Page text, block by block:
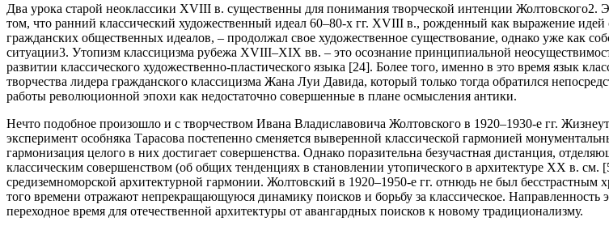
Два урока старой неоклассики XVIII в. существенны для понимания творческой интенции
том, что ранний классический художественный идеал 60–80-х гг. XVIII в., рожденный как выражение
гражданских общественных идеалов, – продолжал свое художественное существование, однако уже как
ситуации3. Утопизм классицизма рубежа XVIII–XIX вв. – это осознание принципиальной
развитии классического художественно-пластического языка [24]. Более того, именно в это время язык
творчества лидера гражданского классицизма Жана Луи Давида, который только тогда обратился
работы революционной эпохи как недостаточно совершенные в плане осмысления антики.
Нечто подобное произошло и с творчеством Ивана Владиславовича Жолтовского в 1920–1930-е гг.
эксперимент особняка Тарасова постепенно сменяется выверенной классической гармонией
гармонизация целого в них достигает совершенства. Однако поразительна безучастная дистанция,
классическим совершенством (об общих тенденциях в становлении утопического в архитектуре ХХ в.
средиземноморской архитектурной гармонии. Жолтовский в 1920–1950-е гг. отнюдь не был
того времени отражают непрекращающуюся динамику поисков и борьбу за классическое. Направленность
переходное время для отечественной архитектуры от авангардных поисков к новому традиционализму.